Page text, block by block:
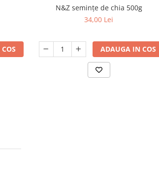
N&Z semințe de chia 500g
34,00 Lei
ADAUGA IN COS